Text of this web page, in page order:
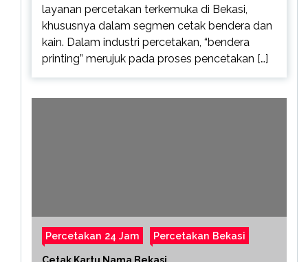
layanan percetakan terkemuka di Bekasi,
khususnya dalam segmen cetak bendera dan
kain. Dalam industri percetakan, “bendera
printing” merujuk pada proses pencetakan […]
Percetakan 24 Jam Percetakan Bekasi
Cetak Kartu Nama Bekasi